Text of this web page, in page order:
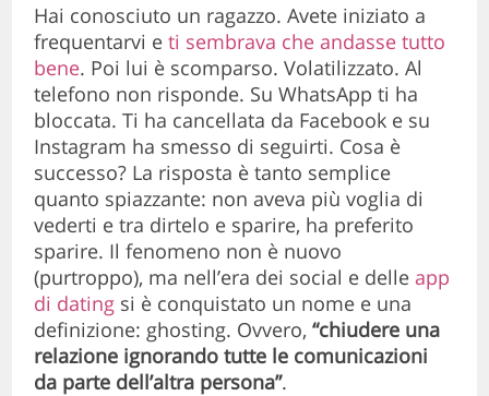
Hai conosciuto un ragazzo. Avete iniziato a
frequentarvi eti sembrava che andasse tutto
bene. Poi lui è scomparso. Volatilizzato. Al
telefono non risponde. Su WhatsApp ti ha
bloccata. Ti ha cancellata da Facebook e su
Instagram ha smesso di seguirti. Cosa è
successo? La risposta è tanto semplice
quanto spiazzante: non aveva più voglia di
vederti e tra dirtelo e sparire, ha preferito
sparire. Il fenomeno non è nuovo
(purtroppo), ma nell’era dei social e delleapp
di dating si è conquistato un nome e una
definizione: ghosting. Ovvero,“chiudere una
relazione ignorando tutte le comunicazioni
da parte dell’altra persona”.